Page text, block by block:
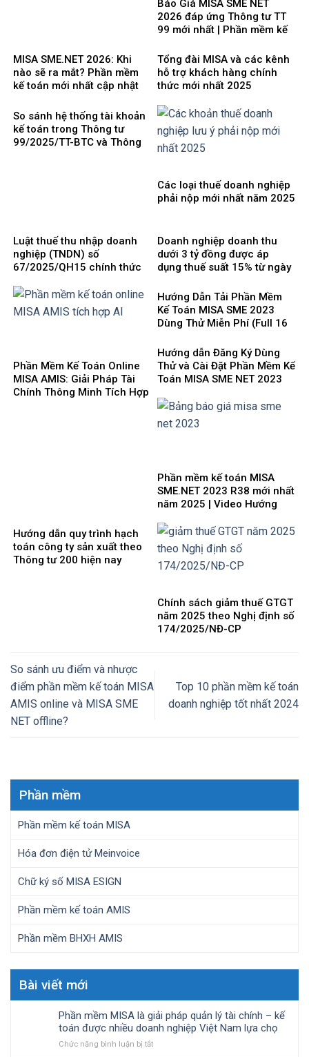
Báo Giá MISA SME NET
2026 đáp ứng Thông tư TT
99 mới nhất | Phần mềm kế
MISA SME.NET 2026: Khi
nào sẽ ra mắt? Phần mềm
kế toán mới nhất cập nhật
Tổng đài MISA và các kênh
hỗ trợ khách hàng chính
thức mới nhất 2025
So sánh hệ thống tài khoản
kế toán trong Thông tư
99/2025/TT-BTC và Thông
Các loại thuế doanh nghiệp
phải nộp mới nhất năm 2025
Luật thuế thu nhập doanh
nghiệp (TNDN) số
67/2025/QH15 chính thức
01/10/2025 và 8 điểm mới
cần lưu ý
Doanh nghiệp doanh thu
dưới 3 tỷ đồng được áp
dụng thuế suất 15% từ ngày
Phần Mềm Kế Toán Online
MISA AMIS: Giải Pháp Tài
Chính Thông Minh Tích Hợp
Hướng Dẫn Tải Phần Mềm
Kế Toán MISA SME 2023
Dùng Thử Miễn Phí (Full 16
Hướng dẫn Đăng Ký Dùng
Thử và Cài Đặt Phần Mềm Kế
Toán MISA SME NET 2023
Phần mềm kế toán MISA
SME.NET 2023 R38 mới nhất
năm 2025 | Video Hướng
Hướng dẫn quy trình hạch
toán công ty sản xuất theo
Thông tư 200 hiện nay
Chính sách giảm thuế GTGT
năm 2025 theo Nghị định số
174/2025/NĐ-CP
So sánh ưu điểm và nhược
điểm phần mềm kế toán MISA
AMIS online và MISA SME
NET offline?
Top 10 phần mềm kế toán
doanh nghiệp tốt nhất 2024
Phần mềm
Phần mềm kế toán MISA
Hóa đơn điện tử Meinvoice
Chữ ký số MISA ESIGN
Phần mềm kế toán AMIS
Phần mềm BHXH AMIS
Bài viết mới
Phần mềm MISA là giải pháp quản lý tài chính – kế
toán được nhiều doanh nghiệp Việt Nam lựa chọ
Chức năng bình luận bị tắtở